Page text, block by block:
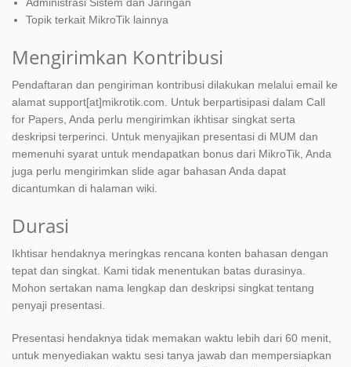
Topik terkait MikroTik lainnya
Mengirimkan Kontribusi
Pendaftaran dan pengiriman kontribusi dilakukan melalui email ke
alamat support[at]mikrotik.com. Untuk berpartisipasi dalam Call
for Papers, Anda perlu mengirimkan ikhtisar singkat serta
deskripsi terperinci. Untuk menyajikan presentasi di MUM dan
memenuhi syarat untuk mendapatkan bonus dari MikroTik, Anda
juga perlu mengirimkan slide agar bahasan Anda dapat
dicantumkan di halaman wiki.
Durasi
Ikhtisar hendaknya meringkas rencana konten bahasan dengan
tepat dan singkat. Kami tidak menentukan batas durasinya.
Mohon sertakan nama lengkap dan deskripsi singkat tentang
penyaji presentasi.
Presentasi hendaknya tidak memakan waktu lebih dari 60 menit,
untuk menyediakan waktu sesi tanya jawab dan mempersiapkan